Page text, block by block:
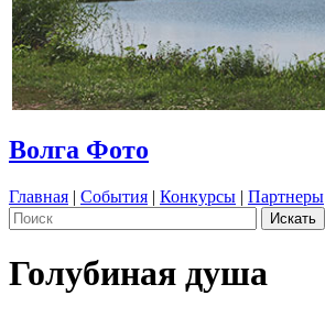
Волга Фото
Главная | События | Конкурсы | Партнеры
Голубиная душа